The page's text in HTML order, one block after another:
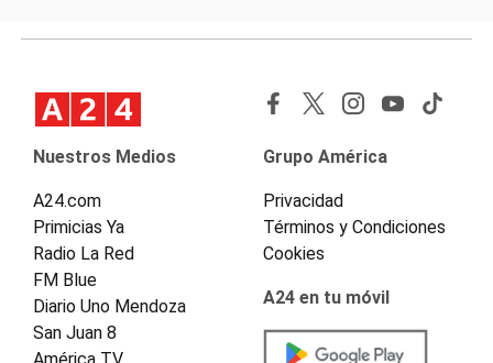
Nuestros Medios
A24.com
Primicias Ya
Radio La Red
FM Blue
Diario Uno Mendoza
San Juan 8
Grupo América
Privacidad
Términos y Condiciones
Cookies
A24 en tu móvil